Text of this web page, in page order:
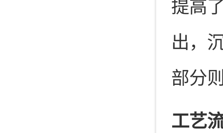
提高
出，
部分
工艺